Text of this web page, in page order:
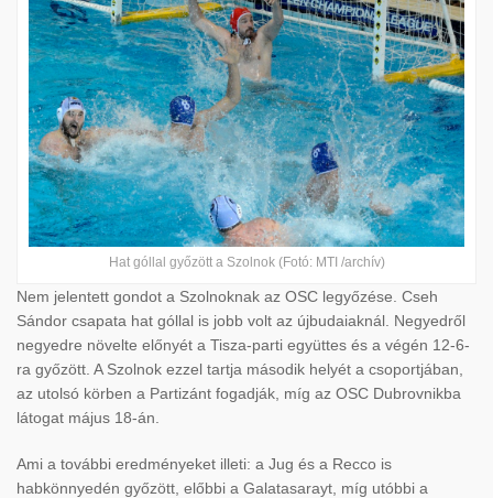
Hat góllal győzött a Szolnok (Fotó: MTI /archív)
Nem jelentett gondot a Szolnoknak az OSC legyőzése. Cseh
Sándor csapata hat góllal is jobb volt az újbudaiaknál. Negyedről
negyedre növelte előnyét a Tisza-parti együttes és a végén 12-6-
ra győzött. A Szolnok ezzel tartja második helyét a csoportjában,
az utolsó körben a Partizánt fogadják, míg az OSC Dubrovnikba
látogat május 18-án.
Ami a további eredményeket illeti: a Jug és a Recco is
habkönnyedén győzött, előbbi a Galatasarayt, míg utóbbi a